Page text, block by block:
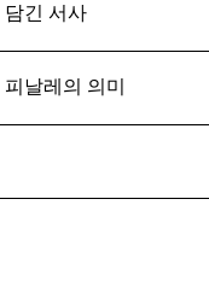
긴 서사
날레의 의미